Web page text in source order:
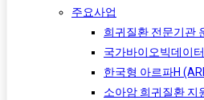
주요사업
희귀질환 전문기관
국가바이오빅데이
한국형 아르파H
소아암 희귀질환 지